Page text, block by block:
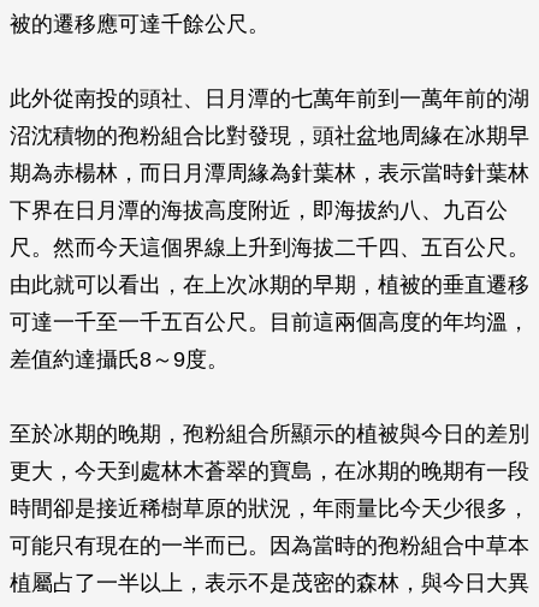
被的遷移應可達千餘公尺。
此外從南投的頭社、日月潭的七萬年前到一萬年前的湖
沼沈積物的孢粉組合比對發現，頭社盆地周緣在冰期早
期為赤楊林，而日月潭周緣為針葉林，表示當時針葉林
下界在日月潭的海拔高度附近，即海拔約八、九百公
尺。然而今天這個界線上升到海拔二千四、五百公尺。
由此就可以看出，在上次冰期的早期，植被的垂直遷移
可達一千至一千五百公尺。目前這兩個高度的年均溫，
差值約達攝氏8～9度。
至於冰期的晚期，孢粉組合所顯示的植被與今日的差別
更大，今天到處林木蒼翠的寶島，在冰期的晚期有一段
時間卻是接近稀樹草原的狀況，年雨量比今天少很多，
可能只有現在的一半而已。因為當時的孢粉組合中草本
植屬占了一半以上，表示不是茂密的森林，與今日大異